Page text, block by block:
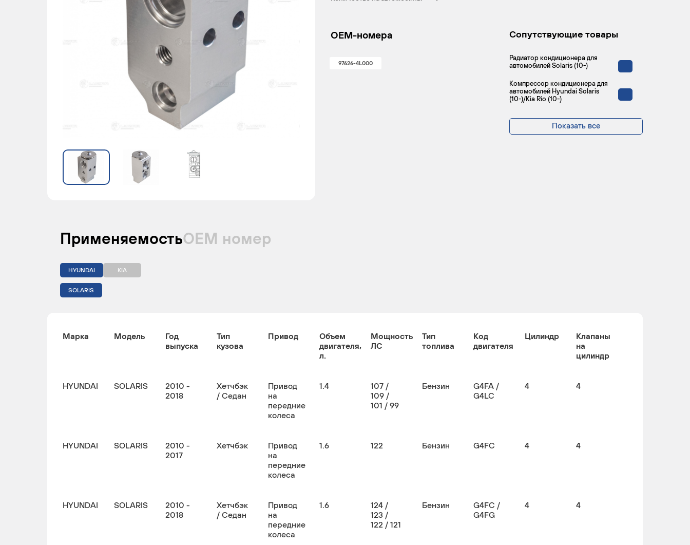
OEM-номера
97626-4L000
Сопутствующие товары
Радиатор кондиционера для
автомобилей Solaris (10-)
Компрессор кондиционера для
автомобилей Hyundai Solaris
(10-)/Kia Rio (10-)
Показать все
ПрименяемостьОЕМ номер
HYUNDAI KIA
SOLARIS
Марка Модель
Год
выпуска
Тип
кузова
Привод
Объем
двигателя,
л.
Мощность
ЛС
Тип
топлива
Код
двигателя
Цилиндр
Клапаны
на
цилиндр
HYUNDAI SOLARIS
2010 -
2018
Хетчбэк
/ Седан
Привод
на
передние
колеса
1.4
107 /
109 /
101 / 99
Бензин
G4FA /
G4LC
4 4
HYUNDAI SOLARIS
2010 -
2017
Хетчбэк
Привод
на
передние
колеса
1.6 122 Бензин G4FC 4 4
HYUNDAI SOLARIS
2010 -
2018
Хетчбэк
/ Седан
Привод
на
передние
колеса
1.6
124 /
123 /
122 / 121
Бензин
G4FC /
G4FG
4 4